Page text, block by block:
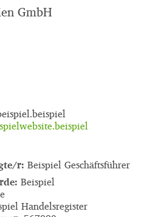
GmbH
l
e
i
p
s
i
e
b
.
l
e
i
p
s
i
e
r: Beispiel Geschäftsführer
Beispiel
Handelsregister